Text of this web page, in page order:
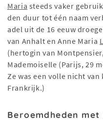
Maria steeds vaker
den duur tot één naam
adel uit de 16 eeuw
van Anhalt en Anne Maria
(hertogin van
Mademoiselle (Parijs, 29
Ze was een volle nicht van
Frankrijk.)
Beroemdheden